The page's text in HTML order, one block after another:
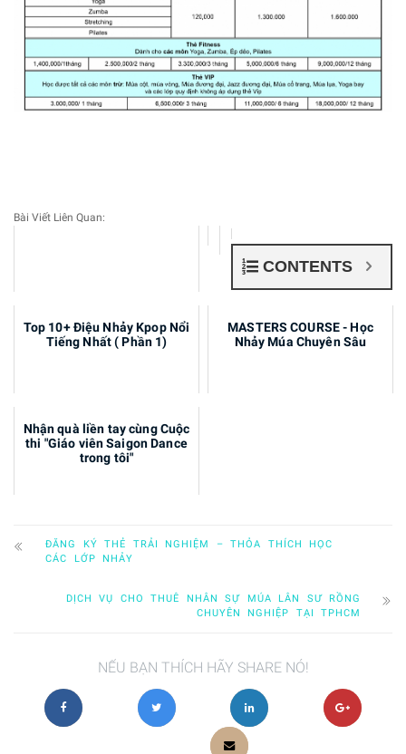
Bài Viết Liên Quan:
CONTENTS
chuyên nghiệp tại HCM
Top 10+ Điệu Nhảy Kpop Nổi
Tiếng Nhất ( Phần 1)
MASTERS COURSE - Học
Nhảy Múa Chuyên Sâu
Nhận quà liền tay cùng Cuộc
thi "Giáo viên Saigon Dance
trong tôi"
ĐĂNG KÝ THẺ TRẢI NGHIỆM – THỎA THÍCH HỌC
CÁC LỚP NHẢY
DỊCH VỤ CHO THUÊ NHÂN SỰ MÚA LÂN SƯ RỒNG
CHUYÊN NGHIỆP TẠI TPHCM
NẾU BẠN THÍCH HÃY SHARE NÓ!